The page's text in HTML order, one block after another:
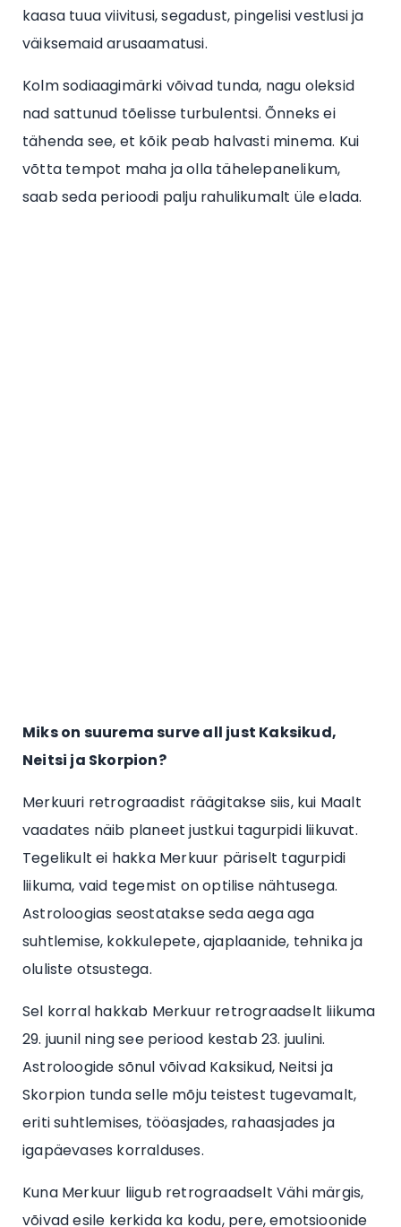
kaasa tuua viivitusi, segadust, pingelisi vestlusi ja
väiksemaid arusaamatusi.
Kolm sodiaagimärki võivad tunda, nagu oleksid
nad sattunud tõelisse turbulentsi. Õnneks ei
tähenda see, et kõik peab halvasti minema. Kui
võtta tempot maha ja olla tähelepanelikum,
saab seda perioodi palju rahulikumalt üle elada.
Miks on suurema surve all just Kaksikud,
Neitsi ja Skorpion?
Merkuuri retrograadist räägitakse siis, kui Maalt
vaadates näib planeet justkui tagurpidi liikuvat.
Tegelikult ei hakka Merkuur päriselt tagurpidi
liikuma, vaid tegemist on optilise nähtusega.
Astroloogias seostatakse seda aega aga
suhtlemise, kokkulepete, ajaplaanide, tehnika ja
oluliste otsustega.
Sel korral hakkab Merkuur retrograadselt liikuma
29. juunil ning see periood kestab 23. juulini.
Astroloogide sõnul võivad Kaksikud, Neitsi ja
Skorpion tunda selle mõju teistest tugevamalt,
eriti suhtlemises, tööasjades, rahaasjades ja
igapäevases korralduses.
Kuna Merkuur liigub retrograadselt Vähi märgis,
võivad esile kerkida ka kodu, pere, emotsioonide